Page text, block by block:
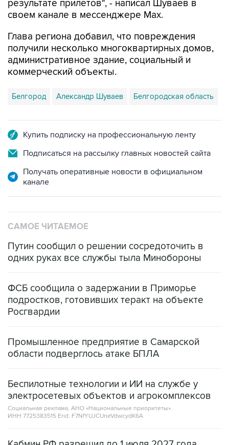
Глава региона добавил, что повреждения
административное здание, социальный и
коммерческий объекты.
Белгород Александр Шуваев
Подписаться на рассылку главных новостей сайта
Получать оперативные новости в официальном
Путин сообщил о решении сосредоточить в
ФСБ сообщила о задержании в Приморье
Росгвардии
Промышленное предприятие в Самарской
Беспилотные технологии и ИИ на службе у
Социальная реклама, АНО «Национальные приоритеты».
ИНН 7725383515 Erid: F7NfYUJCUneVdwcydK6A
Кабмин РФ разрешил до 1 июля 2027 года